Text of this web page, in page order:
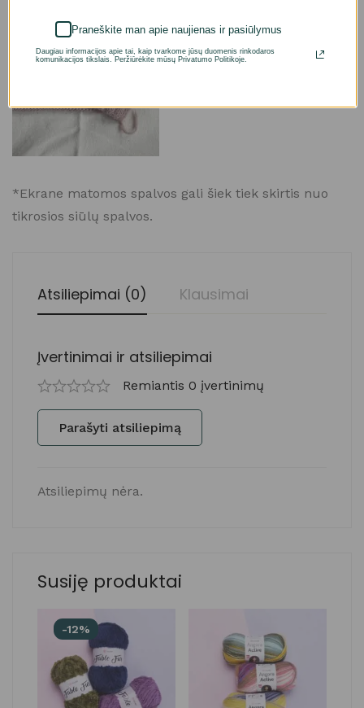
*Ekrane matomos spalvos gali šiek tiek skirtis nuo
tikrosios siūlų spalvos.
Atsiliepimai (0) Klausimai
Įvertinimai ir atsiliepimai
Remiantis 0 įvertinimų
Parašyti atsiliepimą
Atsiliepimų nėra.
Susiję produktai
-12%
Praneškite man apie naujienas ir pasiūlymus
Daugiau informacijos apie tai, kaip tvarkome jūsų duomenis rinkodaros
komunikacijos tikslais. Peržiūrėkite mūsų Privatumo Politikoje.